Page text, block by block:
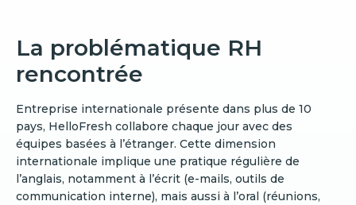
La problématique RH
rencontrée
Entreprise internationale présente dans plus de 10
pays, HelloFresh collabore chaque jour avec des
équipes basées à l’étranger. Cette dimension
internationale implique une pratique régulière de
l’anglais, notamment à l’écrit (e-mails, outils de
communication interne), mais aussi à l’oral (réunions,